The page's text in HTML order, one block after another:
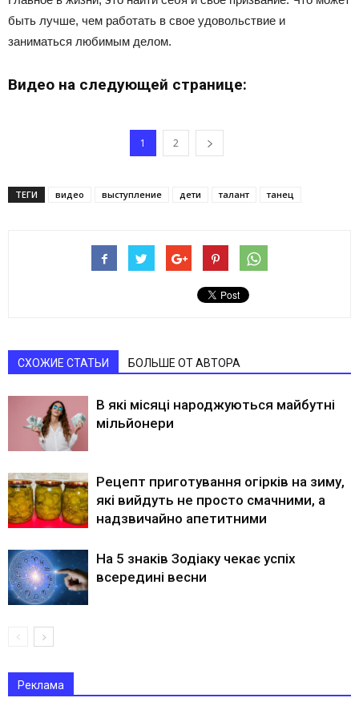
быть лучше, чем работать в свое удовольствие и
заниматься любимым делом.
Видео на следующей странице:
1 2
ТЕГИ видео выступление дети талант танец
СХОЖИЕ СТАТЬИ БОЛЬШЕ ОТ АВТОРА
В які місяці народжуються майбутні
мільйонери
Рецепт приготування огірків на зиму,
які вийдуть не просто смачними, а
надзвичайно апетитними
На 5 знаків Зодіаку чекає успіх
всередині весни
Реклама